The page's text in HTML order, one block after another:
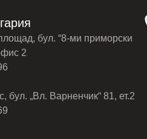
бул. “8-ми приморски
2
бул. „Вл. Варненчик“ 81, ет.2